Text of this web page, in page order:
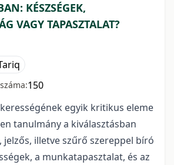
KÉSZSÉGEK,
VAGY TAPASZTALAT?
150
egyik kritikus eleme
tanulmány a kiválasztásban
jelzős, illetve szűrő szereppel bíró
a munkatapasztalat, és az